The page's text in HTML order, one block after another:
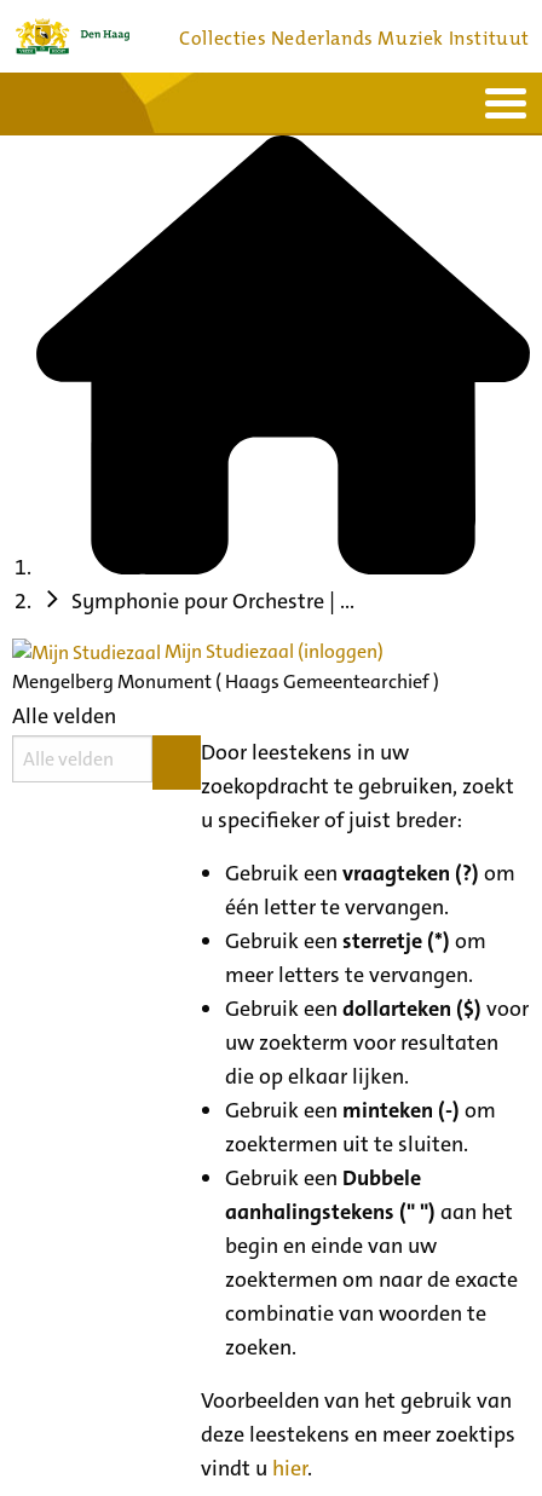
Collecties Nederlands Muziek Instituut
Bronnen en collecties
Symphonie pour Orchestre | ...
Mijn Studiezaal (inloggen)
Mengelberg Monument ( Haags Gemeentearchief )
Alle velden
Door leestekens in uw
zoekopdracht te gebruiken, zoekt
u specifieker of juist breder:
Gebruik eenvraagteken (?) om
één letter te vervangen.
Gebruik eensterretje (*) om
meer letters te vervangen.
Gebruik eendollarteken ($) voor
uw zoekterm voor resultaten
die op elkaar lijken.
Gebruik een minteken (-) om
zoektermen uit te sluiten.
Gebruik een Dubbele
aanhalingstekens (" ") aan het
begin en einde van uw
zoektermen om naar de exacte
combinatie van woorden te
zoeken.
Voorbeelden van het gebruik van
deze leestekens en meer zoektips
vindt u hier.